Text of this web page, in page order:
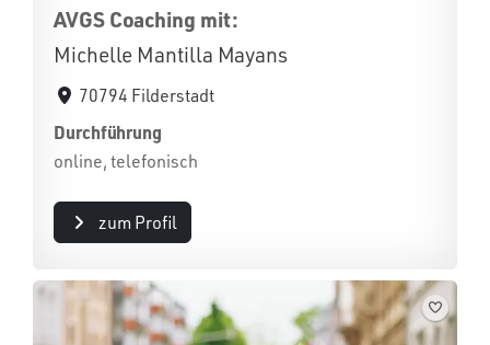
AVGS Coaching mit:
Michelle Mantilla Mayans
70794 Filderstadt
Durchführung
online, telefonisch
zum Profil